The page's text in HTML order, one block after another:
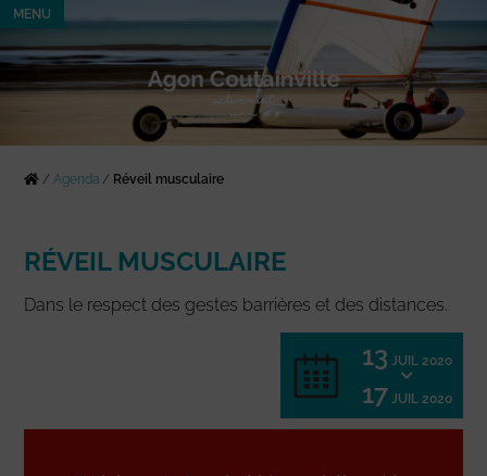
MENU
/Agenda / Réveil musculaire
RÉVEIL MUSCULAIRE
Dans le respect des gestes barrières et des distances.
13 JUIL 2020
17 JUIL 2020